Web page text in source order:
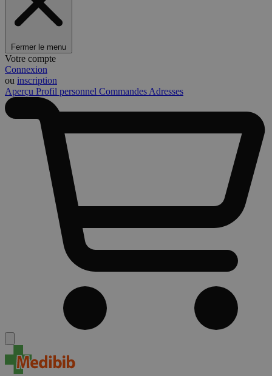
Fermer le menu
Votre compte
Connexion
ou inscription
Aperçu Profil personnel Commandes Adresses